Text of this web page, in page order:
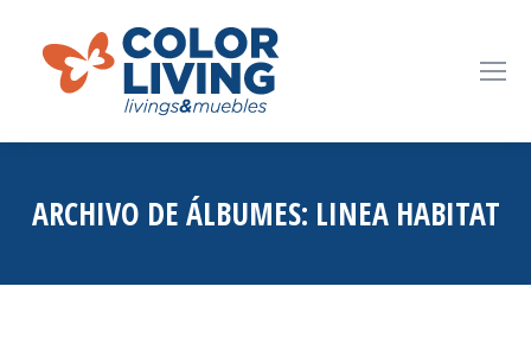
ARCHIVO DE ÁLBUMES: LINEA HABITAT